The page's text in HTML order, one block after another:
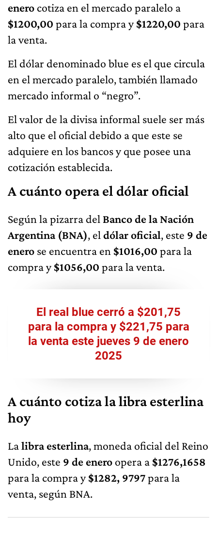
enero cotiza en el mercado paralelo a
$1200,00 para la compra y$1220,00 para
la venta.
El dólar denominado blue es el que circula
en el mercado paralelo, también llamado
mercado informal o “negro”.
El valor de la divisa informal suele ser más
alto que el oficial debido a que este se
adquiere en los bancos y que posee una
cotización establecida.
A cuánto opera el dólar oficial
Según la pizarra del Banco de la Nación
Argentina (BNA), el dólar oficial, este 9 de
enero se encuentra en $1016,00 para la
compra y$1056,00 para la venta.
El real blue cerró a $201,75
para la compra y $221,75 para
la venta este jueves 9 de enero
2025
A cuánto cotiza la libra esterlina
hoy
Lalibra esterlina, moneda oficial del Reino
Unido, este 9 de enero opera a $1276,1658
para la compra y$1282, 9797para la
venta, según BNA.